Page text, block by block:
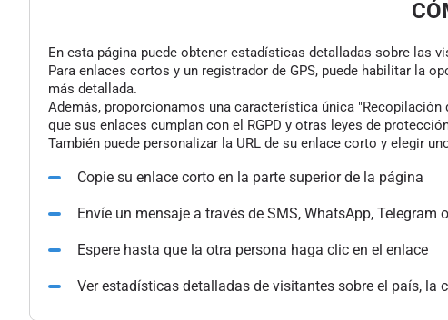
En esta página puede obtener estadísticas detalladas sobre las
Para enlaces cortos y un registrador de GPS, puede habilitar la
más detallada.
Además, proporcionamos una característica única
que sus enlaces cumplan con el RGPD y otras leyes de
También puede personalizar la URL de su enlace corto y elegir
Copie su enlace corto en la parte superior de la página
Envíe un mensaje a través de SMS, WhatsApp, Telegram
Espere hasta que la otra persona haga clic en el enlace
Ver estadísticas detalladas de visitantes sobre el país, la